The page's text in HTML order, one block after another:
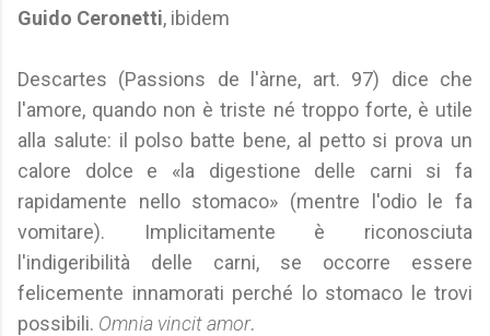
Guido Ceronetti, ibidem
Descartes (Passions de l'àrne, art. 97) dice che
l'amore, quando non è triste né troppo forte, è utile
alla salute: il polso batte bene, al petto si prova un
calore dolce e «la digestione delle carni si fa
rapidamente nello stomaco» (mentre l'odio le fa
vomitare). Implicitamente è riconosciuta
l'indigeribilità delle carni, se occorre essere
felicemente innamorati perché lo stomaco le trovi
possibili. Omnia vincit amor.